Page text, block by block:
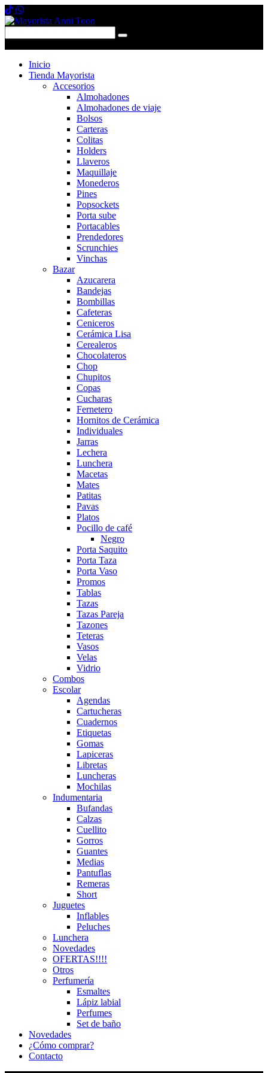
Inicio
Tienda Mayorista
Accesorios
Almohadones
Almohadones de viaje
Bolsos
Carteras
Colitas
Holders
Llaveros
Maquillaje
Monederos
Pines
Popsockets
Porta sube
Portacables
Prendedores
Scrunchies
Vinchas
Bazar
Azucarera
Bandejas
Bombillas
Cafeteras
Ceniceros
Cerámica Lisa
Cerealeros
Chocolateros
Chop
Chupitos
Copas
Cucharas
Fernetero
Hornitos de Cerámica
Individuales
Jarras
Lechera
Lunchera
Macetas
Mates
Patitas
Pavas
Platos
Pocillo de café
Negro
Porta Saquito
Porta Taza
Porta Vaso
Promos
Tablas
Tazas
Tazas Pareja
Tazones
Teteras
Vasos
Velas
Vidrio
Combos
Escolar
Agendas
Cartucheras
Cuadernos
Etiquetas
Gomas
Lapiceras
Libretas
Luncheras
Mochilas
Indumentaria
Bufandas
Calzas
Cuellito
Gorros
Guantes
Medias
Pantuflas
Remeras
Short
Juguetes
Inflables
Peluches
Lunchera
Novedades
OFERTAS!!!!
Otros
Perfumería
Esmaltes
Lápiz labial
Perfumes
Set de baño
Novedades
¿Cómo comprar?
Contacto